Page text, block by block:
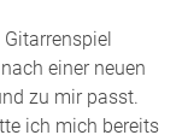
einer neuen
zu mir passt.
ich mich bereits